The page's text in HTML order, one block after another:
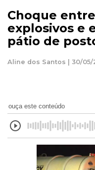
Choque
explosivos e
pátio de
Aline dos Santos | 30/05/
ouça este conteúdo